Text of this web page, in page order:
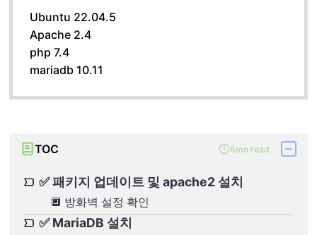
Ubuntu 22.04.5
Apache 2.4
php 7.4
mariadb 10.11
TOC 6mn read
✅ 패키지 업데이트 및 apache2 설치
🔲 방화벽 설정 확인
✅ MariaDB 설치